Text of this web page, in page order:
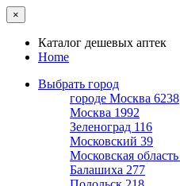
×
Каталог дешевых аптек
Home
Выбрать город
городе Москва 6238
Москва 1992
Зеленоград 116
Московский 39
Московская область
Балашиха 277